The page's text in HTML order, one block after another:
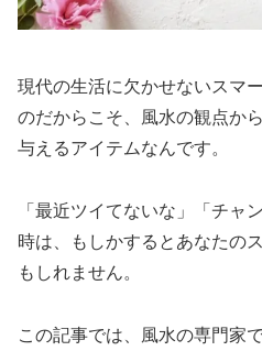
現代の生活に欠かせないスマ
のだからこそ、風水の観点か
与えるアイテムなんです。
「最近ツイてないな」「チャ
時は、もしかするとあなたの
もしれません。
この記事では、風水の専門家